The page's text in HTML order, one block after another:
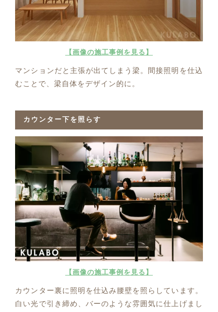
【画像の施工事例を見る】
マンションだと主張が出てしまう梁。間接照明を仕込
むことで、梁自体をデザイン的に。
カウンター下を照らす
【画像の施工事例を見る】
カウンター裏に照明を仕込み腰壁を照らしています。
白い光で引き締め、バーのような雰囲気に仕上げまし